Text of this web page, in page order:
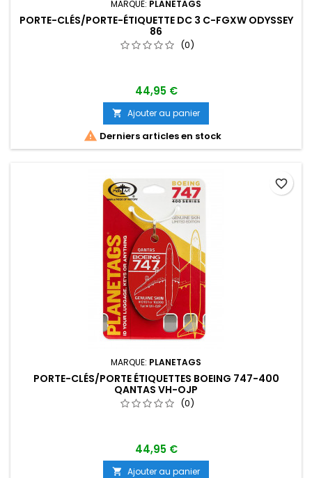
MARQUE: PLANETAGS
PORTE-CLÉS/PORTE-ÉTIQUETTE DC 3 C-FGXW ODYSSEY
86
(0)
44,95 €
 Ajouter au panier
 Derniers articles en stock
MARQUE: PLANETAGS
PORTE-CLÉS/PORTE ÉTIQUETTES BOEING 747-400
QANTAS VH-OJP
(0)
44,95 €
 Ajouter au panier
favorite_border